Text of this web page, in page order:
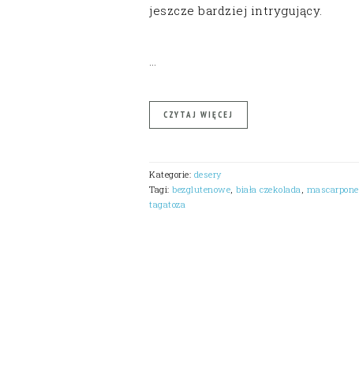
jeszcze bardziej intrygujący.
CZYTAJ WIĘCEJ
Kategorie: desery
Tagi: bezglutenowe biała czekolada mascarpone
tagatoza